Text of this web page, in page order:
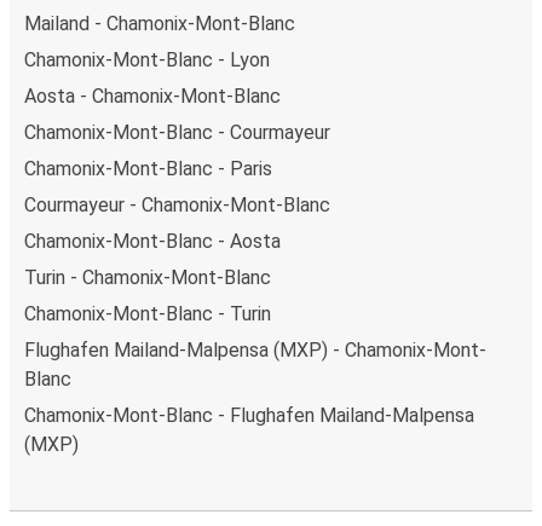
Mailand - Chamonix-Mont-Blanc
Chamonix-Mont-Blanc - Lyon
Aosta - Chamonix-Mont-Blanc
Chamonix-Mont-Blanc - Courmayeur
Chamonix-Mont-Blanc - Paris
Courmayeur - Chamonix-Mont-Blanc
Chamonix-Mont-Blanc - Aosta
Turin - Chamonix-Mont-Blanc
Chamonix-Mont-Blanc - Turin
Flughafen Mailand-Malpensa (MXP) - Chamonix-Mont-
Blanc
Chamonix-Mont-Blanc - Flughafen Mailand-Malpensa
(MXP)